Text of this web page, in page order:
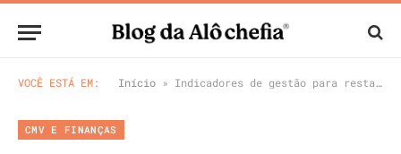
VOCÊ ESTÁ EM: Início » Indicadores de gestão para restaurantes que todo gestor deveria acompanhar
CMV E FINANÇAS